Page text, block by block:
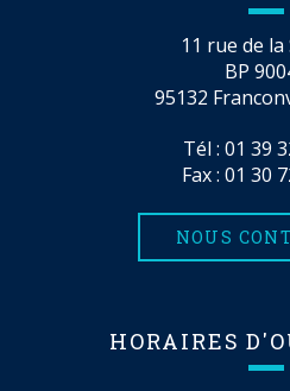
11 rue de
BP
95132
Tél : 01 39
Fax : 01 30
NOUS
HORAIRES